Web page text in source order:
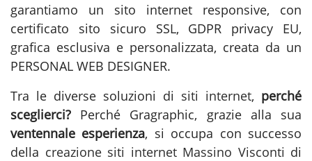
garantiamo un sito internet responsive, con
certificato sito sicuro SSL, GDPR privacy EU,
grafica esclusiva e personalizzata, creata da un
PERSONAL WEB DESIGNER.
Tra le diverse soluzioni di siti internet, perché
sceglierci? Perché Gragraphic, grazie alla sua
ventennale esperienza, si occupa con successo
della creazione siti internet Massino Visconti di